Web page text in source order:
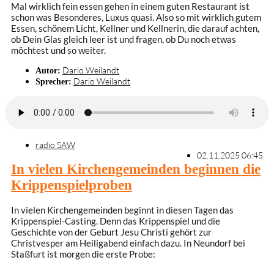
Mal wirklich fein essen gehen in einem guten Restaurant ist
schon was Besonderes, Luxus quasi. Also so mit wirklich gutem
Essen, schönem Licht, Kellner und Kellnerin, die darauf achten,
ob Dein Glas gleich leer ist und fragen, ob Du noch etwas
möchtest und so weiter.
Autor: Dario Weilandt
Sprecher: Dario Weilandt
radio SAW
02.11.2025 06:45
In vielen Kirchengemeinden beginnen die
Krippenspielproben
In vielen Kirchengemeinden beginnt in diesen Tagen das
Krippenspiel-Casting. Denn das Krippenspiel und die
Geschichte von der Geburt Jesu Christi gehört zur
Christvesper am Heiligabend einfach dazu. In Neundorf bei
Staßfurt ist morgen die erste Probe: